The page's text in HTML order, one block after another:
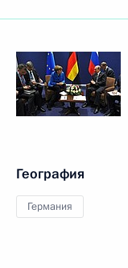
География
Германия